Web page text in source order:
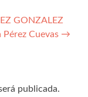
GONZALEZ
Pérez Cuevas →
publicada.